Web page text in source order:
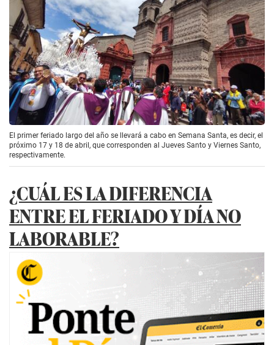
El primer feriado largo del año se llevará a cabo en Semana Santa, es decir, el
próximo 17 y 18 de abril, que corresponden al Jueves Santo y Viernes Santo,
respectivamente.
¿CUÁL ES LA DIFERENCIA
ENTRE EL FERIADO Y DÍA NO
LABORABLE?